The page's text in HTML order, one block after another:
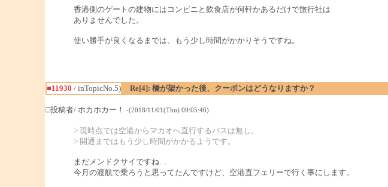
香港側のゲートの建物にはコンビニと飲食店が何軒かあるだけで旅行社は
ありませんでした。
使い勝手が良くなるまでは、もう少し時間がかかりそうですね。
■11930 / inTopicNo.5)
Re[4]: 橋が架かった後、クーポンはどうなりますか？
□投稿者/ ホカホカー！
-(2018/11/01(Thu) 09:05:46)
> 現時点では空港からマカオへ直行するバスは無し。
> 開通まではもう少し時間がかかるようです。
まだメンドクサイですね…
今月の渡航で乗ろうと思ってたんですけど、空港直フェリーで行く事にします。